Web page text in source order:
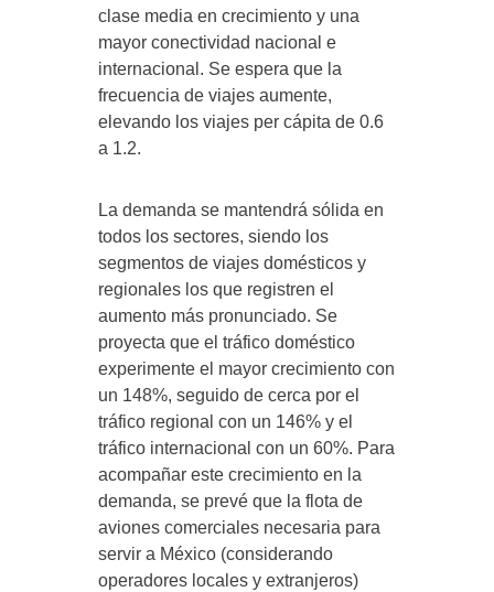
clase media en crecimiento y una
mayor conectividad nacional e
internacional. Se espera que la
frecuencia de viajes aumente,
elevando los viajes per cápita de 0.6
a 1.2.
La demanda se mantendrá sólida en
todos los sectores, siendo los
segmentos de viajes domésticos y
regionales los que registren el
aumento más pronunciado. Se
proyecta que el tráfico doméstico
experimente el mayor crecimiento con
un 148%, seguido de cerca por el
tráfico regional con un 146% y el
tráfico internacional con un 60%. Para
acompañar este crecimiento en la
demanda, se prevé que la flota de
aviones comerciales necesaria para
servir a México (considerando
operadores locales y extranjeros)